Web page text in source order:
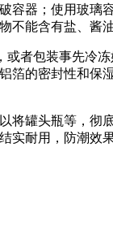
容器；使用玻
能含有盐、酱
包装事先冷冻
箔的密封性和
罐头瓶等，彻
实耐用，防潮